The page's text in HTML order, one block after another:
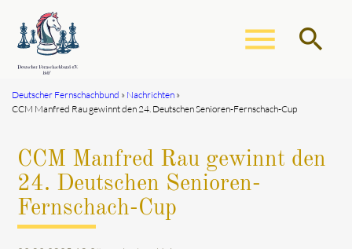
menu search
Suchbegriffe
Deutscher Fernschachbund
Nachrichten
CCM Manfred Rau gewinnt den 24. Deutschen Senioren-Fernschach-Cup
CCM Manfred Rau gewinnt den
24. Deutschen Senioren-
Fernschach-Cup